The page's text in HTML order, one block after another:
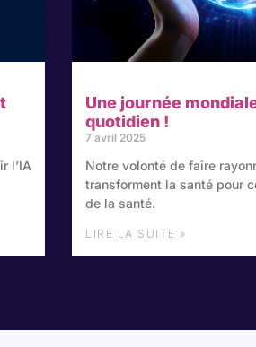
l’IA
Une journée
quotidien !
7 avril 2025
Notre volonté de faire
transforment la santé pour
de la santé.
LIRE LA SUITE »